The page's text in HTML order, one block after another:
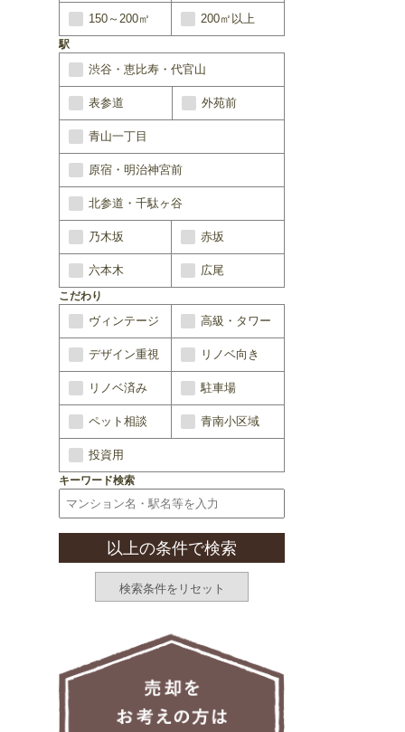
150～200㎡ 200㎡以上
駅
渋谷・恵比寿・代官山
表参道 外苑前
青山一丁目
原宿・明治神宮前
北参道・千駄ヶ谷
乃木坂 赤坂
六本木 広尾
こだわり
ヴィンテージ 高級・タワー
デザイン重視 リノベ向き
リノベ済み 駐車場
ペット相談 青南小区域
投資用
キーワード検索